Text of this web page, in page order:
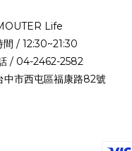
Life
間 / 12:30~21:30
/ 04-2462-2582
中市西屯區福康路82號